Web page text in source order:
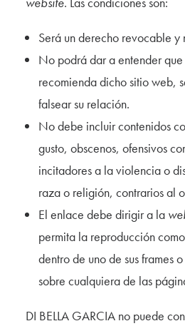
Será un derecho revocable y
No podrá dar a entender que
recomienda dicho sitio web,
falsear su relación.
No debe incluir contenidos
gusto, obscenos, ofensivos
incitadores a la violencia o
raza o religión, contrarios al
El enlace debe dirigir a la
permita la reproducción
dentro de uno de sus frames
sobre cualquiera de las
DI BELLA GARCIA no puede